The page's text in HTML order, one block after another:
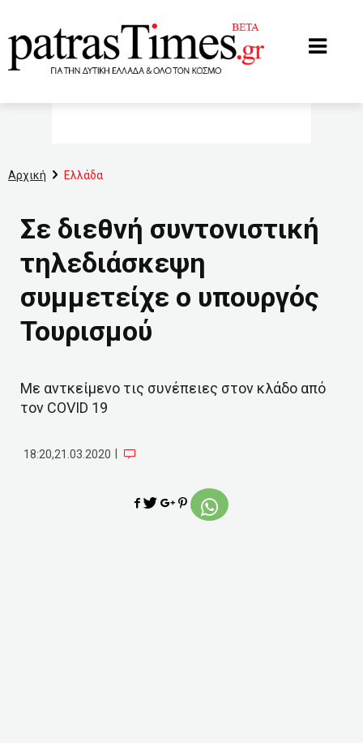
Αρχική Ελλάδα
Σε διεθνή συντονιστική
τηλεδιάσκεψη
συμμετείχε ο υπουργός
Τουρισμού
Με αντκείμενο τις συνέπειες στον κλάδο από
τον COVID 19
18:20,21.03.2020